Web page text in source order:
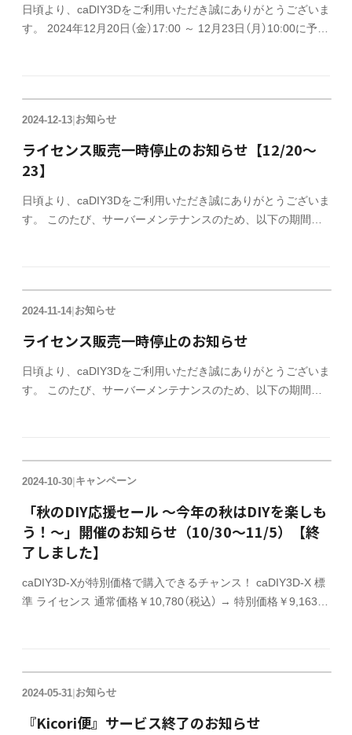
202
日頃より、caDIY3Dをご利用いただき誠にありがとうございま
す。 2024年12月20日（金）17:00 ～ 12月23日（月）10:00に予定
おかけしますが、よろしくお願いいたします。
2024-12-13|お知らせ
ライセンス販売一時停止のお知らせ【12/20～
23】
日頃より、caDIY3Dをご利用いただき誠にありがとうございま
す。 このたび、サーバーメンテナンスのため、以下の期間に
が、よろしくお願いいたします。
2024-11-14|お知らせ
ライセンス販売一時停止のお知らせ
日頃より、caDIY3Dをご利用いただき誠にありがとうございま
す。 このたび、サーバーメンテナンスのため、以下の期間に
が、よろしくお願いいたします。
2024-10-30|キャンペーン
「秋のDIY応援セール ～今年の秋はDIYを楽しも
う！～」開催のお知らせ（10/30～11/5）【終
了しました】
caDIY3D-Xが特別価格で購入できるチャンス！ caDIY3D-X 標
準 ライセンス 通常価格￥10,780（税込） → 特別価格￥9,163
トカード決済のみ ライセンス購入 caDIY3Dシリーズのライセ
ンス購入はこちら。全ての機能を継続してご利用される場合は
ライセンスを購入頂く必要があります。※注意 購入前に、必
2024-05-31|お知らせ
『Kicori便』サービス終了のお知らせ